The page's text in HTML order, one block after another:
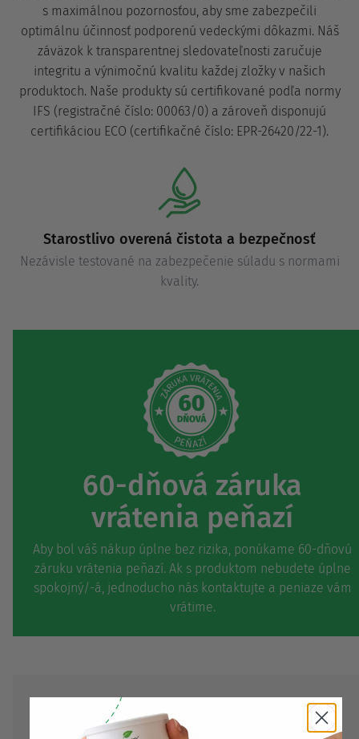
s maximálnou pozornosťou, aby sme zabezpečili
optimálnu účinnosť podporenú vedeckými dôkazmi. Náš
záväzok k transparentnej sledovateľnosti zaručuje
integritu a výnimočnú kvalitu každej zložky v našich
produktoch. Naše produkty sú certifikované podľa normy
IFS (registračné číslo: 00063/0) a zároveň disponujú
certifikáciou ECO (certifikačné číslo: EPR-26420/22-1).
Starostlivo overená čistota a bezpečnosť
Nezávisle testované na zabezpečenie súladu s normami
kvality.
60-dňová záruka
vrátenia peňazí
Aby bol váš nákup úplne bez rizika, ponúkame 60-dňovú
záruku vrátenia peňazí. Ak s produktom nebudete úplne
spokojný/-á, jednoducho nás kontaktujte a peniaze vám
vrátime.